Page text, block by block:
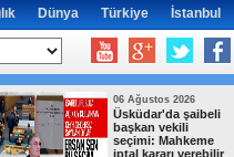
Dünya Türkiye İstanbul
06 Ağustos 2026
Üsküdar'da şaibeli
başkan vekili
seçimi: Mahkeme
iptal kararı verebilir